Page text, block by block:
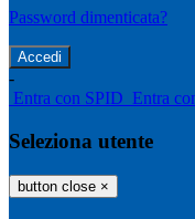
Password dimenticata?
-
Entra con SPID Entra
Seleziona utente
button close ×